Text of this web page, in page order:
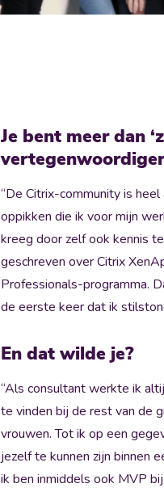
Je bent meer dan
“De Citrix-community is
oppikken die ik voor mijn
kreeg door zelf ook kennis
geschreven over Citrix
Professionals-programma.
de eerste keer dat ik
En dat wilde je?
“Als consultant werkte ik
te vinden bij de rest van de
vrouwen. Tot ik op een
jezelf te kunnen zijn binnen
ik ben inmiddels ook MVP